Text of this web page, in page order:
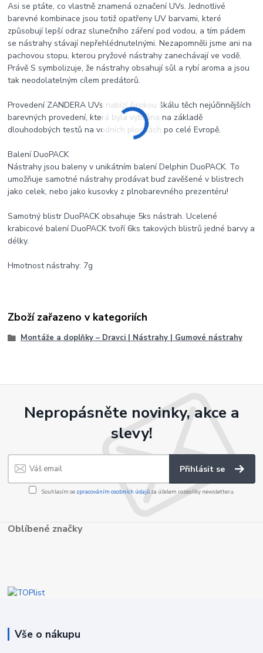
Asi se ptáte, co vlastně znamená označení UVs. Jednotlivé
barevné kombinace jsou totiž opatřeny UV barvami, které
způsobují lepší odraz slunečního záření pod vodou, a tím pádem
se nástrahy stávají nepřehlédnutelnými. Nezapomněli jsme ani na
pachovou stopu, kterou pryžové nástrahy zanechávají ve vodě.
Právě S symbolizuje, že nástrahy obsahují sůl a rybí aroma a jsou
tak neodolatelným cílem predátorů.
Provedení ZANDERA UVs nabízí širokou škálu těch nejúčinnějších
barevných provedení, která byla vybrána na základě
dlouhodobých testů na vodních plochách po celé Evropě.
Balení DuoPACK
Nástrahy jsou baleny v unikátním balení Delphin DuoPACK. To
umožňuje samotné nástrahy prodávat buď zavěšené v blistrech
jako celek, nebo jako kusovky z plnobarevného prezentéru!
Samotný blistr DuoPACK obsahuje 5ks nástrah. Ucelené
krabicové balení DuoPACK tvoří 6ks takových blistrů jedné barvy a
délky.
Hmotnost nástrahy: 7g
Zboží zařazeno v kategoriích
Montáže a doplňky – Dravci | Nástrahy | Gumové nástrahy
Nepropásněte novinky, akce a
slevy!
Přihlásit se
Souhlasím se zpracováním osobních údajůza účelem rozesílky newsletteru.
Oblíbené značky
Vše o nákupu